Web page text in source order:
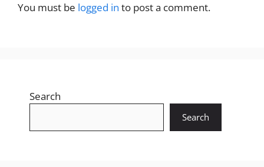
You must be logged in to post a comment.
Search
Search